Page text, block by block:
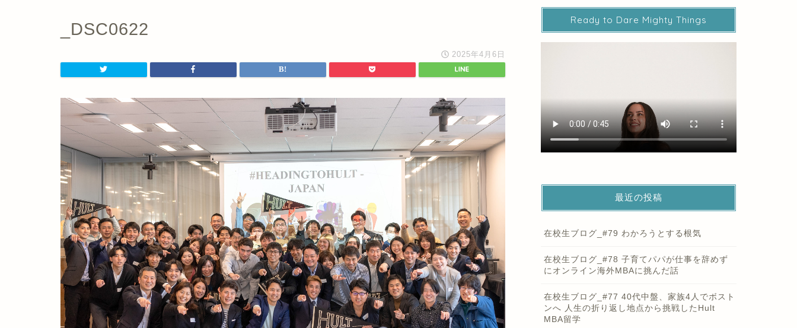
_DSC0622
2025年4月6日
Ready to Dare Mighty Things
最近の投稿
在校生ブログ_#79 わかろうとする根気
在校生ブログ_#78 子育てパパが仕事を辞めず
にオンライン海外MBAに挑んだ話
在校生ブログ_#77 40代中盤、家族4人でボスト
ンへ 人生の折り返し地点から挑戦したHult
MBA留学